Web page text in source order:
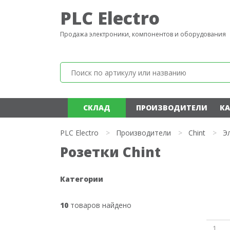
PLC Electro
Продажа электроники, компонентов и оборудования
СКЛАД ПРОИЗВОДИТЕЛИ
PLC Electro > Производители > Chint >
Розетки Chint
Категории
10 товаров найдено